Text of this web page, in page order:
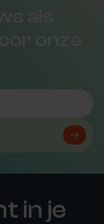
als
onze
in je